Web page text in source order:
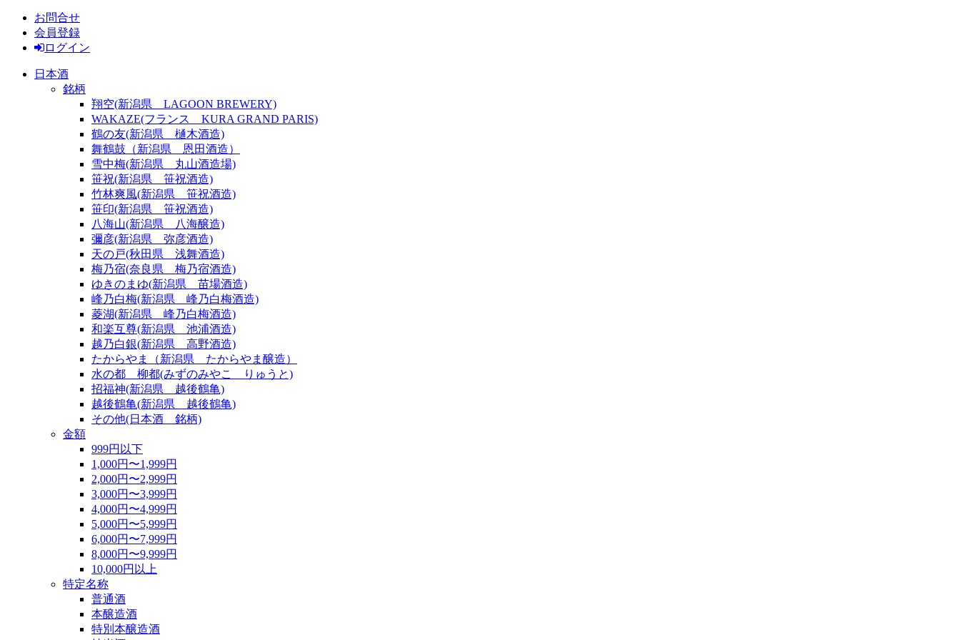
お問合せ
会員登録
ログイン
日本酒
銘柄
翔空(新潟県 LAGOON BREWERY)
WAKAZE(フランス KURA GRAND PARIS)
鶴の友(新潟県 樋木酒造)
舞鶴鼓（新潟県 恩田酒造）
雪中梅(新潟県 丸山酒造場)
笹祝(新潟県 笹祝酒造)
竹林爽風(新潟県 笹祝酒造)
笹印(新潟県 笹祝酒造)
八海山(新潟県 八海醸造)
彌彦(新潟県 弥彦酒造)
天の戸(秋田県 浅舞酒造)
梅乃宿(奈良県 梅乃宿酒造)
ゆきのまゆ(新潟県 苗場酒造)
峰乃白梅(新潟県 峰乃白梅酒造)
菱湖(新潟県 峰乃白梅酒造)
和楽互尊(新潟県 池浦酒造)
越乃白銀(新潟県 高野酒造)
たからやま（新潟県 たからやま醸造）
水の都 柳都(みずのみやこ りゅうと)
招福神(新潟県 越後鶴亀)
越後鶴亀(新潟県 越後鶴亀)
その他(日本酒 銘柄)
金額
999円以下
1,000円〜1,999円
2,000円〜2,999円
3,000円〜3,999円
4,000円〜4,999円
5,000円〜5,999円
6,000円〜7,999円
8,000円〜9,999円
10,000円以上
特定名称
普通酒
本醸造酒
特別本醸造酒